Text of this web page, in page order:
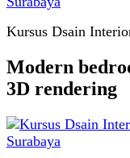
Kursus Dsain
Modern
3D rendering